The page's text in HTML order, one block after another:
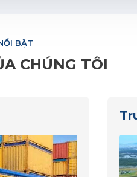
BẬT
CHÚNG TÔI